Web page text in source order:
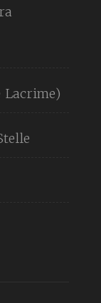
Lacrime)